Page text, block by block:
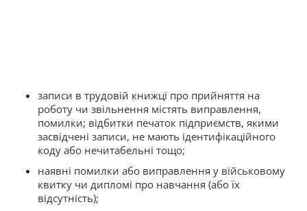
записи в трудовій книжці про прийняття на
роботу чи звільнення містять виправлення,
помилки; відбитки печаток підприємств, якими
засвідчені записи, не мають ідентифікаційного
коду або нечитабельні тощо;
наявні помилки або виправлення у військовому
квитку чи дипломі про навчання (або їх
відсутність);